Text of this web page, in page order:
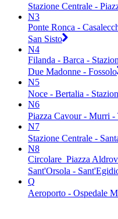
Stazione Centrale -
N3
Ponte Ronca -
San Sisto
N4
Filanda - Barca -
Due Madonne - Fossolo
N5
Noce - Bertalia -
N6
Piazza Cavour - Murri -
N7
Stazione Centrale -
N8
Circolare_Piazza
Sant'Orsola -
Q
Aeroporto - Ospedale